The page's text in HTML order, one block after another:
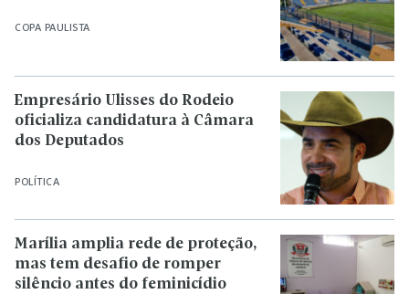
COPA PAULISTA
POLÍTICA
Empresário Ulisses do Rodeio
oficializa candidatura à Câmara
dos Deputados
Marília amplia rede de proteção,
mas tem desafio de romper
silêncio antes do feminicídio